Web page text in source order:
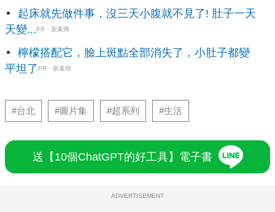
起床就先做件事，沒三天小腹就不見了! 肚子一天
天變...PR・新素簡
檸檬搭配它，臉上斑點全部消失了，小肚子都變
平坦了 PR・新素簡
#台北 #圖片集 #超系列 #生活
送【10個ChatGPT的好工具】電子書
ADVERTISEMENT